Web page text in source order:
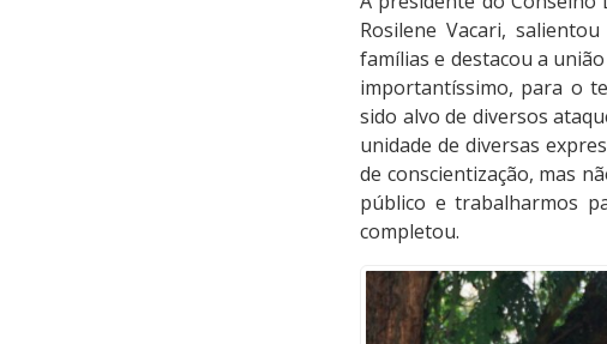
Rosilene Vacari,
famílias e destacou a
importantíssimo, para o
sido alvo de diversos
unidade de diversas
de conscientização, mas
público e trabalharmos
completou.